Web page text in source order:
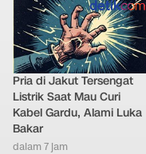
Pria di Jakut Tersengat
Listrik Saat Mau Curi
Kabel Gardu, Alami Luka
Bakar
dalam 7 jam